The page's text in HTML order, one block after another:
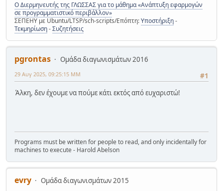
Ο Διερμηνευτής της ΓΛΩΣΣΑΣ για το μάθημα «Ανάπτυξη εφαρμογών
σε προγραμματιστικό περιβάλλον»
ΣΕΠΕΗΥ με Ubuntu/LTSP/sch-scripts/Επόπτη:Υποστήριξη-
Τεκμηρίωση-Συζητήσεις
pgrontas
Ομάδα διαγωνισμάτων 2016
#1
29 Αυγ 2025, 09:25:15 ΜΜ
Άλκη, δεν έχουμε να πούμε κάτι εκτός από ευχαριστώ!
Programs must be written for people to read, and only incidentally for
machines to execute - Harold Abelson
evry
Ομάδα διαγωνισμάτων 2015